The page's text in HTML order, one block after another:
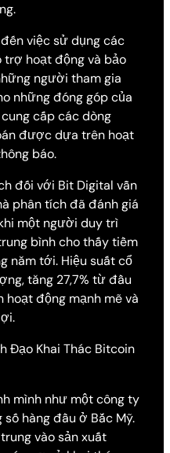
việc sử dụng các
trợ hoạt động và bảo
người tham gia
những đóng góp của
cấp các dòng
được dựa trên hoạt
báo.
đối với Bit Digital vẫn
phân tích đã đánh giá
một người duy trì
bình cho thấy tiềm
năm tới. Hiệu suất cổ
tăng 27,7% từ đầu
hoạt động mạnh mẽ và
Đạo Khai Thác Bitcoin
mình như một công ty
hàng đầu ở Bắc Mỹ.
vào sản xuất